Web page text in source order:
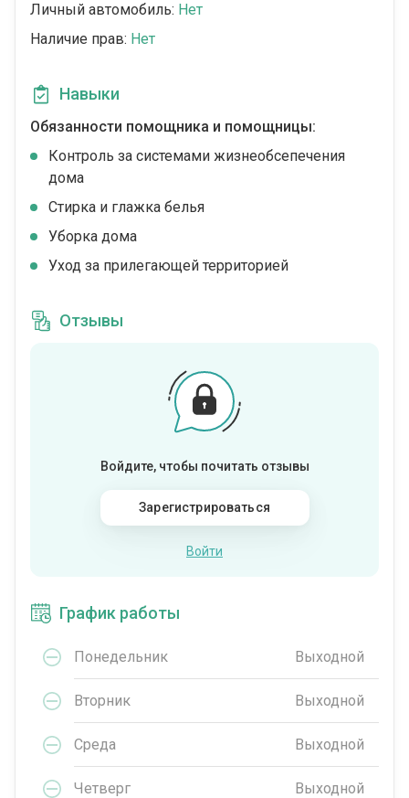
Личный автомобиль: Нет
Наличие прав: Нет
Навыки
Обязанности помощника и помощницы:
Контроль за системами жизнеобсепечения
дома
Стирка и глажка белья
Уборка дома
Уход за прилегающей территорией
Отзывы
Войдите, чтобы почитать отзывы
Зарегистрироваться
Войти
График работы
Понедельник Выходной
Вторник Выходной
Среда Выходной
Четверг Выходной